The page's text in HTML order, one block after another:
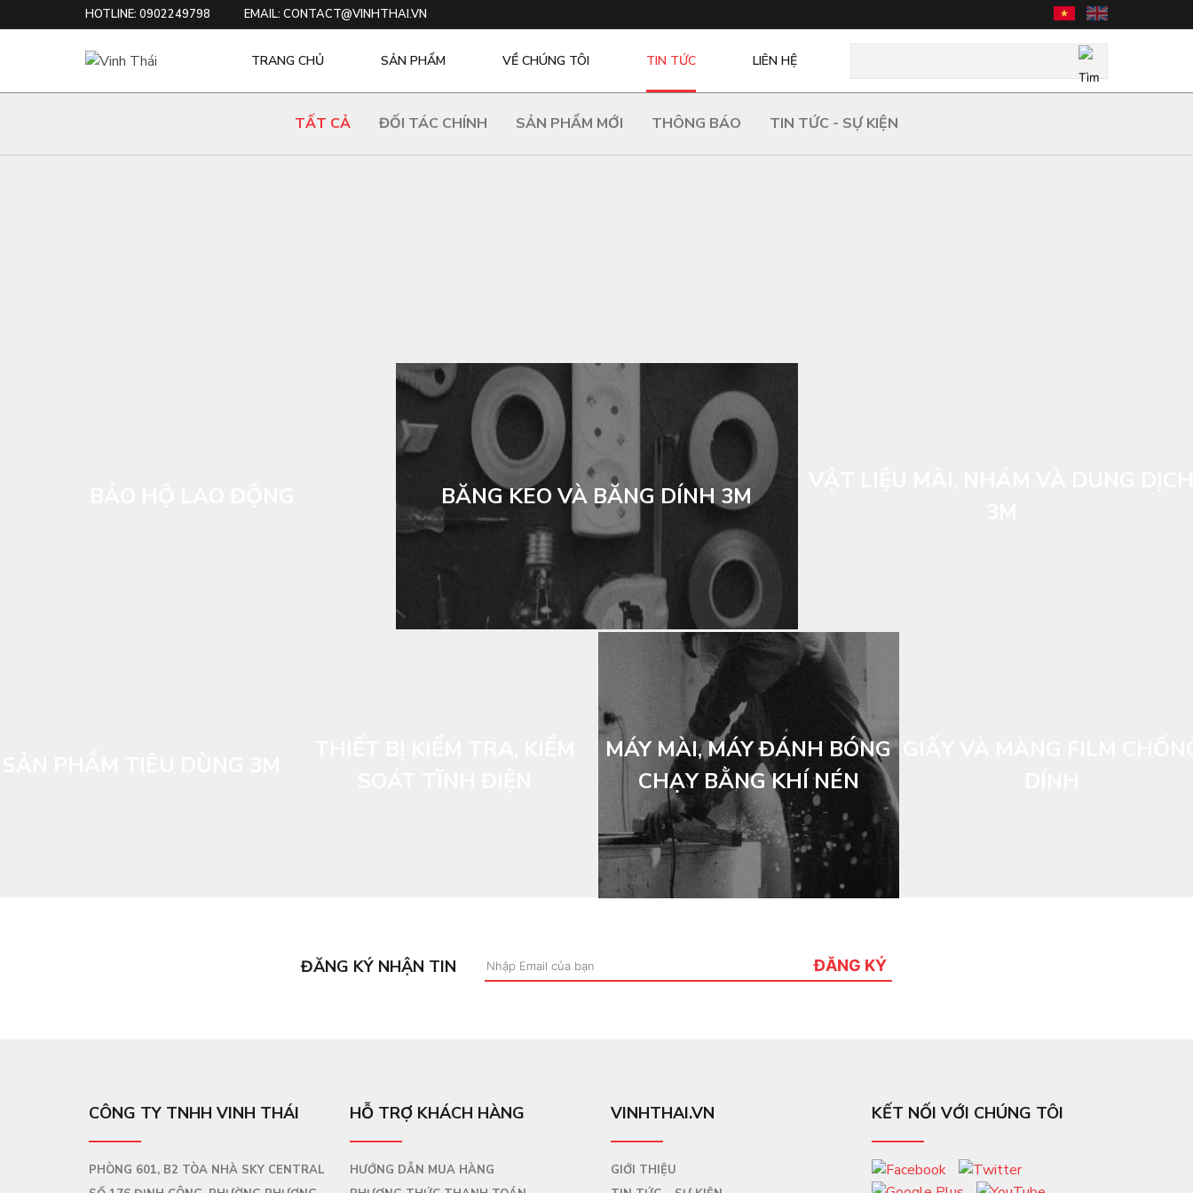
HOTLINE: 0902249798 EMAIL: CONTACT@VINHTHAI.VN
TRANG CHỦ SẢN PHẨM VỀ CHÚNG TÔI TIN TỨC LIÊN HỆ
TẤT CẢ ĐỐI TÁC CHÍNH SẢN PHẨM MỚI THÔNG BÁO TIN TỨC - SỰ KIỆN
BĂNG KEO VÀ BĂNG DÍNH 3M
MÁY MÀI, MÁY ĐÁNH BÓNG
CHẠY BẰNG KHÍ NÉN
ĐĂNG KÝ NHẬN TIN ĐĂNG KÝ
CÔNG TY TNHH VINH THÁI
PHÒNG 601, B2 TÒA NHÀ SKY CENTRAL
HỖ TRỢ KHÁCH HÀNG
HƯỚNG DẪN MUA HÀNG
VINHTHAI.VN
GIỚI THIỆU
KẾT NỐI VỚI CHÚNG TÔI